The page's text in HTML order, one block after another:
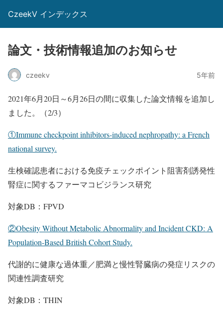
CzeekV インデックス
論文・技術情報追加のお知らせ
czeekv 5年前
2021年6月20日～6月26日の間に収集した論文情報を追加し
ました。（2/3）
①Immune checkpoint inhibitors-induced nephropathy: a French
national survey.
生検確認患者における免疫チェックポイント阻害剤誘発性
腎症に関するファーマコビジランス研究
対象DB：FPVD
②Obesity Without Metabolic Abnormality and Incident CKD: A
Population-Based British Cohort Study.
代謝的に健康な過体重／肥満と慢性腎臓病の発症リスクの
関連性調査研究
対象DB：THIN